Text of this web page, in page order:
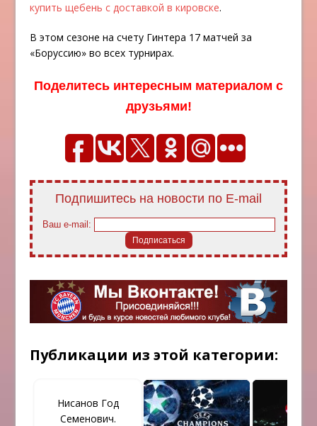
купить щебень с доставкой в кировске.
В этом сезоне на счету Гинтера 17 матчей за
«Боруссию» во всех турнирах.
Поделитесь интересным материалом с
друзьями!
Подпишитесь на новости по E-mail
Ваш e-mail:
Публикации из этой категории:
Нисанов Год
Семенович.